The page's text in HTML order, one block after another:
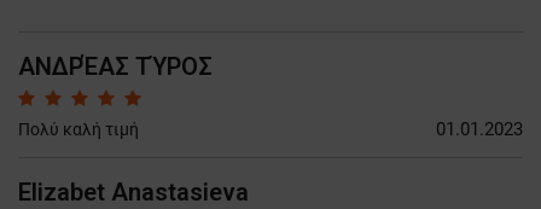
ΑΝΔΡΈΑΣ ΤΎΡΟΣ
Πολύ καλή τιμή 01.01.2023
Elizabet Anastasieva